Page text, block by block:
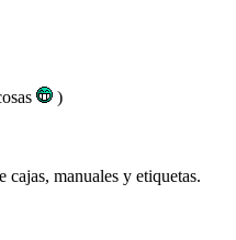
)
manuales y etiquetas.